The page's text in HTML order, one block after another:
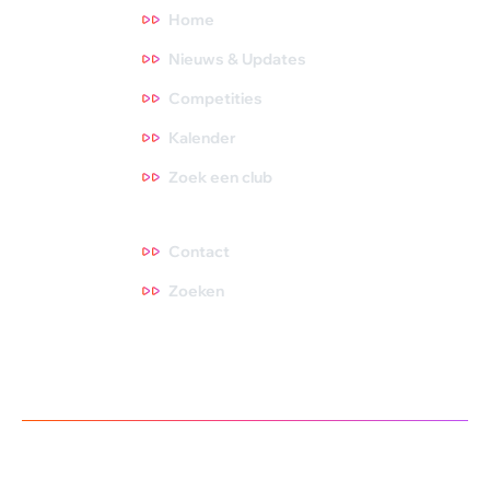
Home
Nieuws & Updates
Competities
Kalender
Zoek een club
Contact
Zoeken